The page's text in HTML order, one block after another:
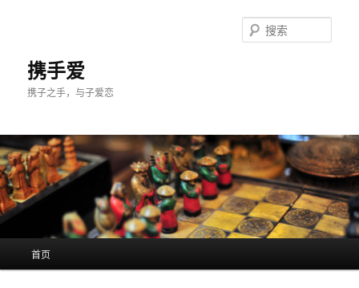
携手爱
携子之手，与子爱恋
索
首页